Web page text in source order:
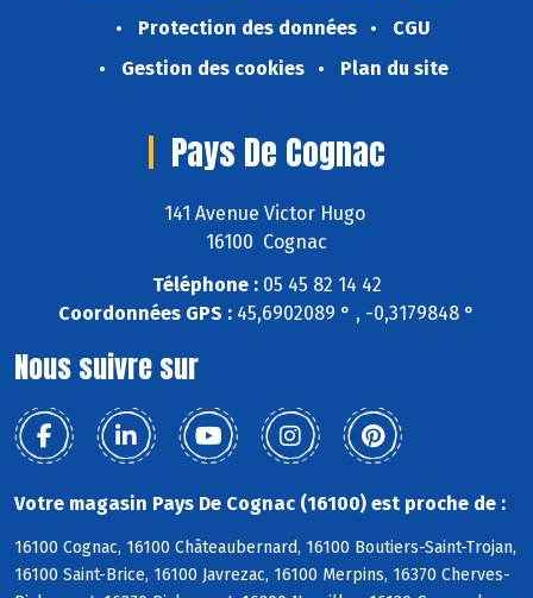
Protection des données
CGU
Gestion des cookies
Plan du site
Pays De Cognac
141 Avenue Victor Hugo
16100 Cognac
Téléphone :05 45 82 14 42
Coordonnées GPS : 45,6902089 ° , -0,3179848 °
Nous suivre sur
Votre magasin Pays De Cognac (16100) est proche de :
16100 Cognac, 16100 Châteaubernard, 16100 Boutiers-Saint-Trojan,
16100 Saint-Brice, 16100 Javrezac, 16100 Merpins, 16370 Cherves-